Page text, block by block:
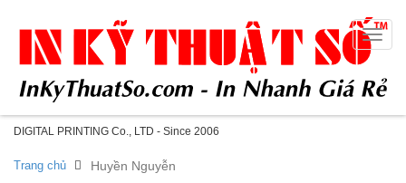
DIGITAL PRINTING Co., LTD - Since 2006
Toggle
Trang chủ Huyền Nguyễn